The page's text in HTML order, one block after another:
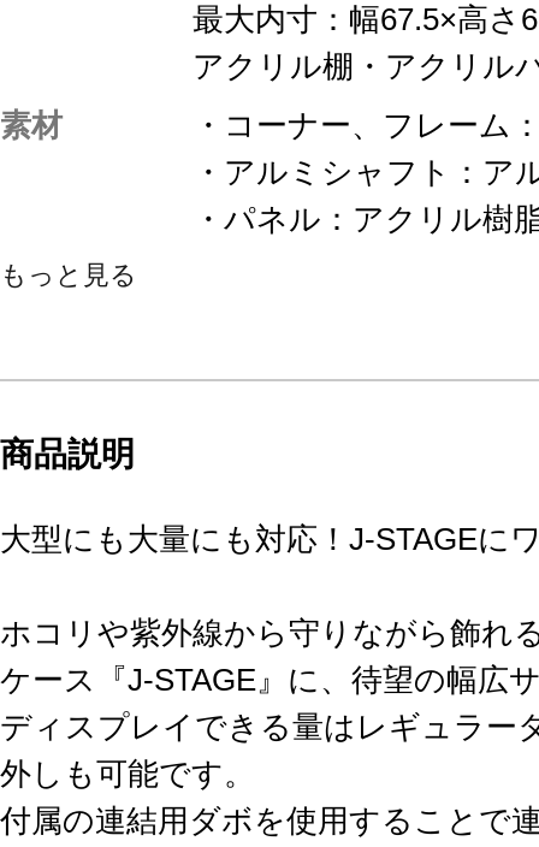
最大内寸：幅67.5×高さ
アクリル棚・アクリル
素材
・コーナー、フレーム
・アルミシャフト：ア
・パネル：アクリル樹
もっと見る
商品説明
大型にも大量にも対応！J-STAGEに
ホコリや紫外線から守りながら飾れ
ケース『J-STAGE』に、待望の幅広
ディスプレイできる量はレギュラー
外しも可能です。
付属の連結用ダボを使用することで